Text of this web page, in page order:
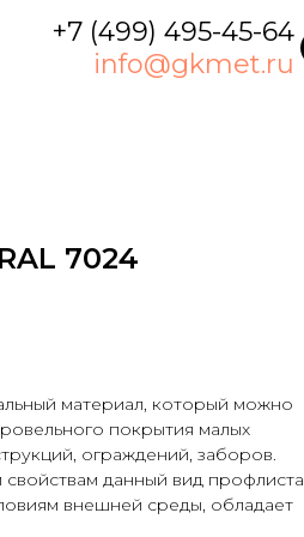
+7 (499) 495-45-64
info@gkmet.ru
7024
материал, который можно
покрытия малых
ограждений, заборов.
данный вид профлиста
внешней среды, обладает